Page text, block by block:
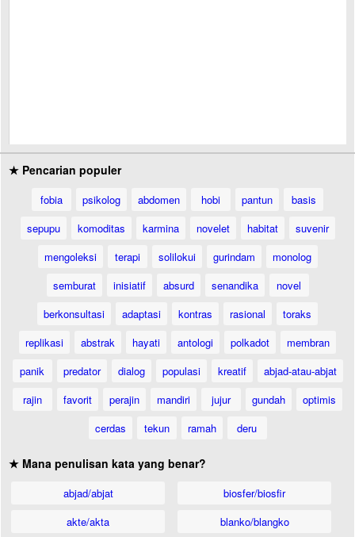
★ Pencarian populer
fobia psikolog abdomen hobi pantun
basis
sepupu
komoditas karmina novelet habitat
suvenir
mengoleksi
terapi solilokui gurindam
monolog
semburat
inisiatif absurd senandika
novel
berkonsultasi
adaptasi kontras rasional
toraks
replikasi
abstrak hayati antologi polkadot
membran
panik
predator dialog populasi kreatif
abjad-atau-abjat
rajin
favorit perajin mandiri jujur gundah
optimis
cerdas
tekun ramah deru
★ Mana penulisan kata yang benar?
abjad/abjat
akte/akta
biosfer/biosfir
blanko/blangko